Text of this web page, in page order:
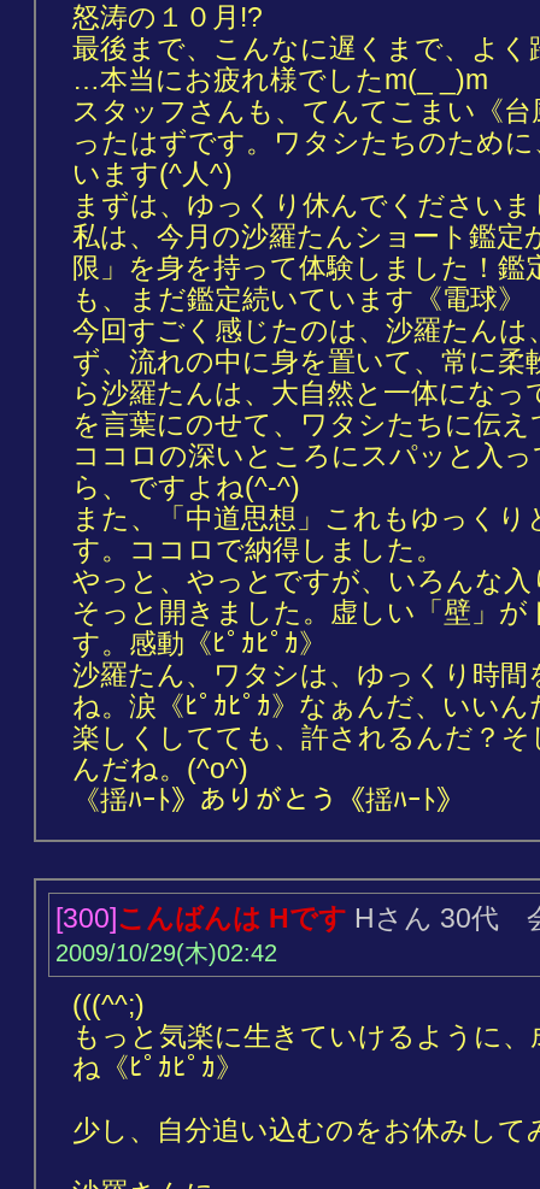
怒涛の１０月!?
最後まで、こんなに遅くまで、よ
…本当にお疲れ様でしたm(_ _)m
スタッフさんも、てんてこまい《
ったはずです。ワタシたちのため
います(^人^)
まずは、ゆっくり休んでくださいま
私は、今月の沙羅たんショート鑑定
限」を身を持って体験しました！
も、まだ鑑定続いています《電球》
今回すごく感じたのは、沙羅たんは
ず、流れの中に身を置いて、常に柔
ら沙羅たんは、大自然と一体にな
を言葉にのせて、ワタシたちに伝
ココロの深いところにスパッと入
ら、ですよね(^-^)
また、「中道思想」これもゆっく
す。ココロで納得しました。
やっと、やっとですが、いろんな
そっと開きました。虚しい「壁」
す。感動《ﾋﾟｶﾋﾟｶ》
沙羅たん、ワタシは、ゆっくり時
ね。涙《ﾋﾟｶﾋﾟｶ》なぁんだ、いい
楽しくしてても、許されるんだ？
んだね。(^o^)
《揺ﾊｰﾄ》ありがとう《揺ﾊｰﾄ》
[300]こんばんは Hです Hさん 30代
2009/10/29(木)02:42
(((^^;)
もっと気楽に生きていけるように
ね《ﾋﾟｶﾋﾟｶ》
少し、自分追い込むのをお休みして